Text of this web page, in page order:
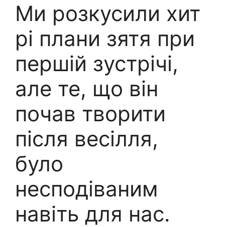
Ми розкусили хит
рі плани зятя при
першій зустрічі,
але те, що він
почав творити
після весілля,
було
несподіваним
навіть для нас.